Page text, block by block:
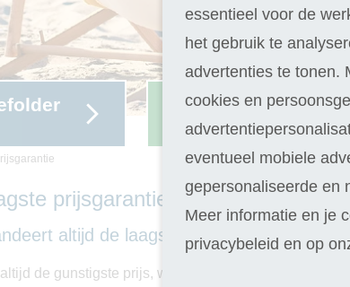
Inschrijven
14 dagen proberen
prijsgarantie
altijd de laagste prijs voor jouw
de gunstigste prijs, want een opleiding hoort
essentieel voor de
het gebruik te
advertenties te tonen.
cookies en
eventueel mobiele
gepersonaliseerde en
Meer informatie en je
privacybeleid en op